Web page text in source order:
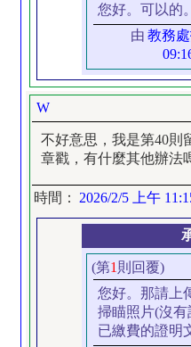
您好。可以的。
由 教務
W
不好意思，我是第40則
章戳，有什麼其他辦法
時間： 2026/2/5 上午
(第1 則回覆)
您好。那請上
掃瞄照片(沒有
已繳費的證明